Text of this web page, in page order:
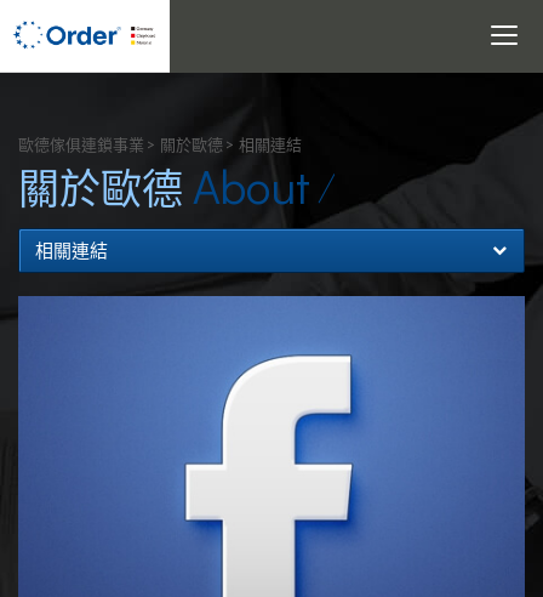
Toggle
歐德傢俱連鎖事業 關於歐德 相關連結
關於歐德 About
相關連結